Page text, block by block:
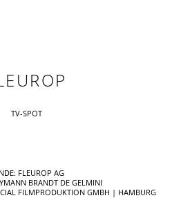
TV-SPOT
FLEUROP AG
BRANDT DE GELMINI
FILMPRODUKTION GMBH | HAMBURG